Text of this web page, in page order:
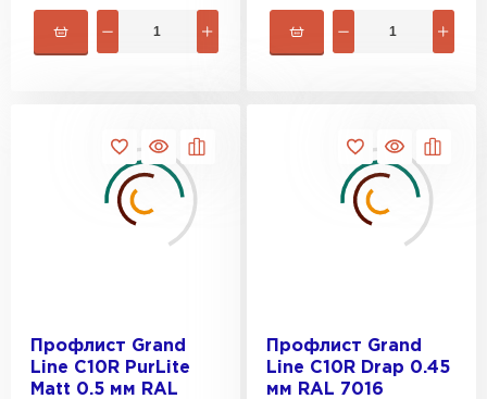
Профлист Grand
Line С10R PurLite
Matt 0.5 мм RAL
Профлист Grand
Line С10R Drap 0.45
мм RAL 7016